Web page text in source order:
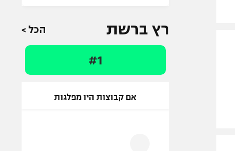
רץ ברשת הכל >
#1
אם קבוצות היו מפלגות